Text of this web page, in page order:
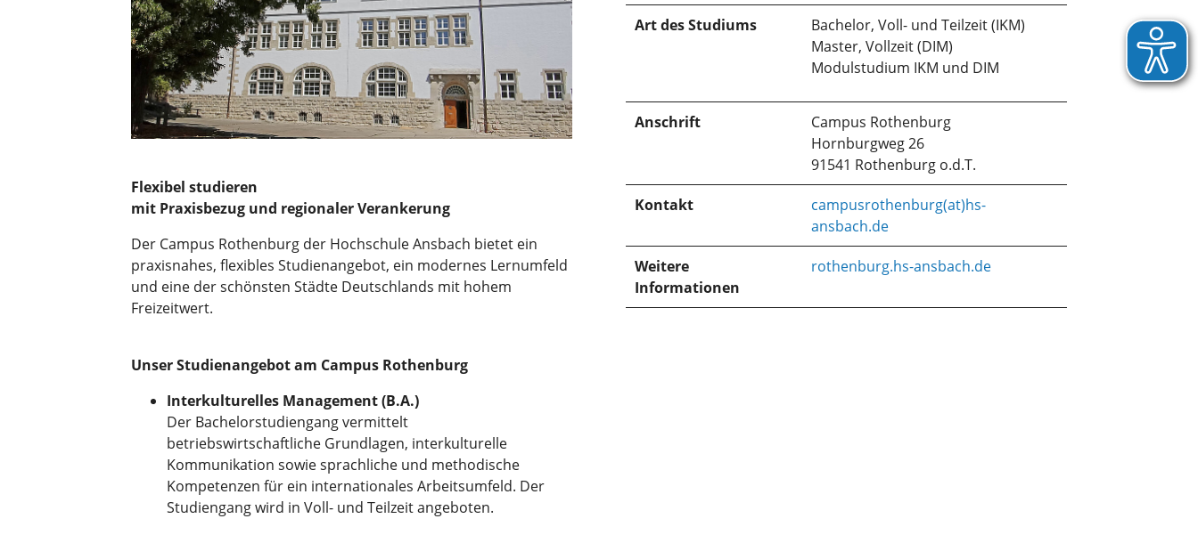
Flexibel studieren
mit Praxisbezug und regionaler Verankerung
Der Campus Rothenburg der Hochschule Ansbach bietet ein
praxisnahes, flexibles Studienangebot, ein modernes Lernumfeld
und eine der schönsten Städte Deutschlands mit hohem
Freizeitwert.
Unser Studienangebot am Campus Rothenburg
Interkulturelles Management (B.A.)
Der Bachelorstudiengang vermittelt
betriebswirtschaftliche Grundlagen, interkulturelle
Kommunikation sowie sprachliche und methodische
Kompetenzen für ein internationales Arbeitsumfeld. Der
Studiengang wird in Voll- und Teilzeit angeboten.
Art des Studiums
Bachelor, Voll- und Teilzeit (IKM)
Master, Vollzeit (DIM)
Modulstudium IKM und DIM
Anschrift
Campus Rothenburg
Hornburgweg 26
91541 Rothenburg o.d.T.
Kontakt
campusrothenburg(at)hs-
ansbach.de
Weitere
Informationen
rothenburg.hs-ansbach.de